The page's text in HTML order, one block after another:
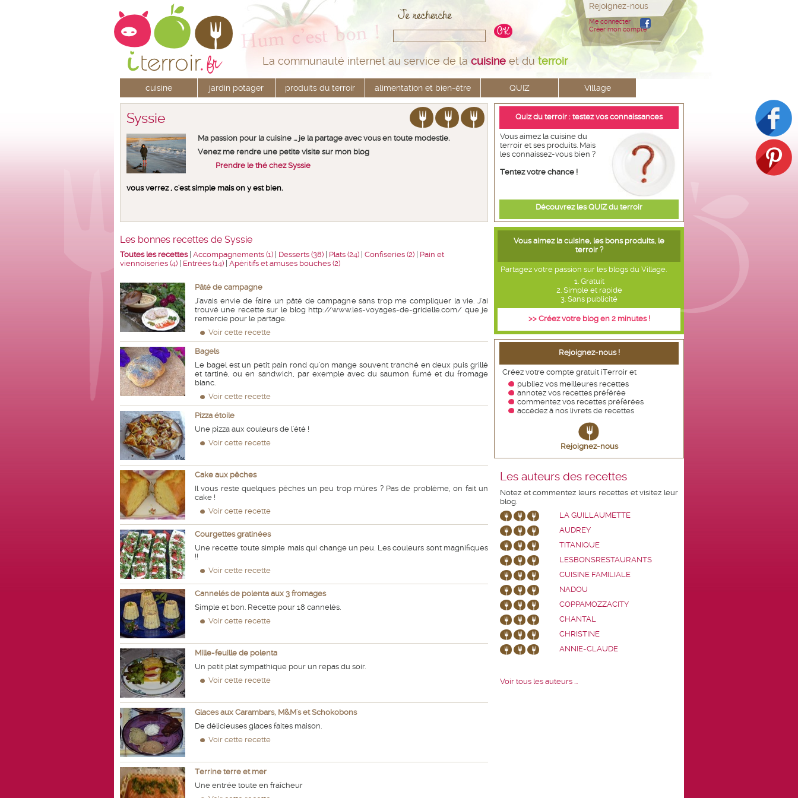
La communauté internet au service de la cuisine et duterroir
Rejoignez-nous
Me connecter
Créer mon compte
cuisine jardin potager produits du terroir alimentation et bien-être QUIZ Village
Syssie
Ma passion pour la cuisine ... je la partage avec vous en toute modestie.
Venez me rendre une petite visite sur mon blog
Prendre le thé chez Syssie
vous verrez , c'est simple mais on y est bien.
Les bonnes recettes de Syssie
Toutes les recettes| Accompagnements (1) Desserts (38) Plats (24) Confiseries (2)
Pain et
viennoiseries (4)
Entrées (14) Apéritifs et amuses bouches (2)
Pâté de campagne
J'avais envie de faire un pâté de campagne sans trop me compliquer la vie. J'ai
trouvé une recette sur le blog http://www.les-voyages-de-gridelle.com/ que je
remercie pour le partage.
Voir cette recette
Bagels
Le bagel est un petit pain rond qu'on mange souvent tranché en deux puis grillé
et tartiné, ou en sandwich, par exemple avec du saumon fumé et du fromage
blanc.
Voir cette recette
Pizza étoile
Une pizza aux couleurs de l'été !
Voir cette recette
Cake aux pêches
Il vous reste quelques pêches un peu trop mûres ? Pas de problème, on fait un
cake !
Voir cette recette
Courgettes gratinées
Une recette toute simple mais qui change un peu. Les couleurs sont magnifiques
!!
Voir cette recette
Cannelés de polenta aux 3 fromages
Simple et bon. Recette pour 18 cannelés.
Voir cette recette
Mille-feuille de polenta
Un petit plat sympathique pour un repas du soir.
Voir cette recette
Glaces aux Carambars, M&M's et Schokobons
De délicieuses glaces faites maison.
Voir cette recette
Terrine terre et mer
Une entrée toute en fraîcheur
Quiz du terroir : testez vos connaissances
Vous aimez la cuisine du
terroir et ses produits. Mais
les connaissez-vous bien ?
Tentez votre chance !
Découvrez les QUIZ du terroir
Vous aimez la cuisine, les bons produits, le
terroir ?
Partagez votre passion sur les blogs du Village.
1. Gratuit
2. Simple et rapide
3. Sans publicité
>> Créez votre blog en 2 minutes !
Rejoignez-nous !
Créez votre compte gratuit iTerroir et
publiez vos meilleures recettes
annotez vos recettes préférée
commentez vos recettes préférées
accédez à nos livrets de recettes
Rejoignez-nous
Les auteurs des recettes
Notez et commentez leurs recettes et visitez leur
blog.
LA GUILLAUMETTE
AUDREY
TITANIQUE
LESBONSRESTAURANTS
CUISINE FAMILIALE
NADOU
COPPAMOZZACITY
CHANTAL
CHRISTINE
ANNIE-CLAUDE
Voir tous les auteurs ...